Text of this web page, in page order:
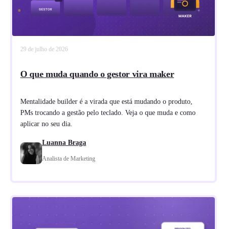
29 de julho de 2026
O que muda quando o gestor vira maker
Mentalidade builder é a virada que está mudando o produto,
PMs trocando a gestão pelo teclado. Veja o que muda e como
aplicar no seu dia.
Luanna Braga
Analista de Marketing